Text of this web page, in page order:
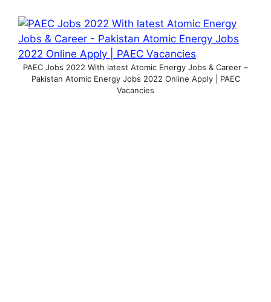
PAEC Jobs 2022 With latest Atomic Energy Jobs & Career –
Pakistan Atomic Energy Jobs 2022 Online Apply | PAEC
Vacancies